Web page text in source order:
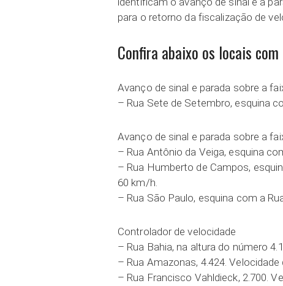
para o retorno da fiscalização de
Confira abaixo os locais
Avanço de sinal e parada sobre a
– Rua Sete de Setembro, esquina
Avanço de sinal e parada sobre a
– Rua Antônio da Veiga, esquina
– Rua Humberto de Campos,
60 km/h.
– Rua São Paulo, esquina com a
Controlador de velocidade
– Rua Bahia, na altura do número
– Rua Amazonas, 4.424. Velocidade
– Rua Francisco Vahldieck, 2.700.